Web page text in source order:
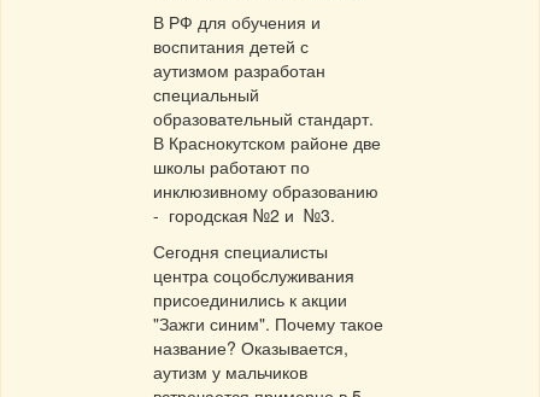
В РФ для обучения и
воспитания детей с
аутизмом разработан
специальный
образовательный стандарт.
В Краснокутском районе две
школы работают по
инклюзивному образованию
- городская №2 и №3.
Сегодня специалисты
центра соцобслуживания
присоединились к акции
"Зажги синим". Почему такое
название? Оказывается,
аутизм у мальчиков